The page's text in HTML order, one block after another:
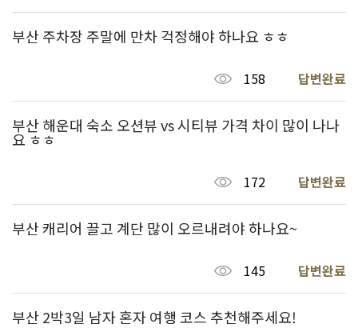
부산 주차장 주말에 만차 걱정해야 하나요 ㅎㅎ
158 답변완료
부산 해운대 숙소 오션뷰 vs 시티뷰 가격 차이 많이 나나
요 ㅎㅎ
172 답변완료
부산 캐리어 끌고 계단 많이 오르내려야 하나요~
145 답변완료
부산 2박3일 남자 혼자 여행 코스 추천해주세요!